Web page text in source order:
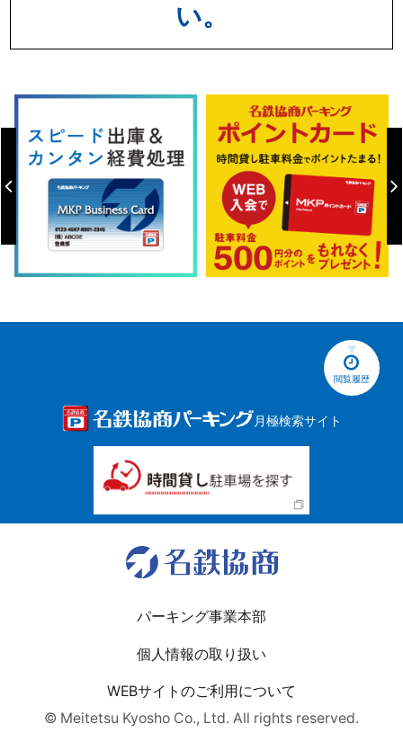
い。
閲覧履歴
月極検索サイト
パーキング事業本部
個人情報の取り扱い
WEBサイトのご利用について
© Meitetsu Kyosho Co., Ltd. All rights reserved.